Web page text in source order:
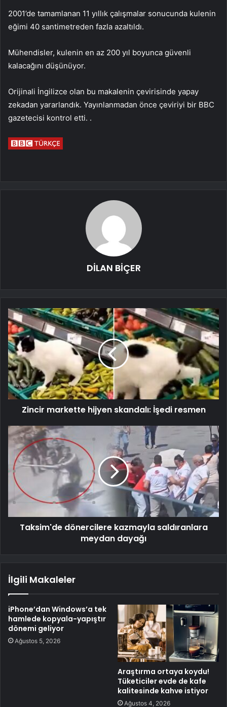
2001’de tamamlanan 11 yıllık çalışmalar sonucunda kulenin
eğimi 40 santimetreden fazla azaltıldı.
Mühendisler, kulenin en az 200 yıl boyunca güvenli
kalacağını düşünüyor.
Orijinali İngilizce olan bu makalenin çevirisinde yapay
zekadan yararlandık. Yayınlanmadan önce çeviriyi bir BBC
gazetecisi kontrol etti. .
DİLAN BİÇER
Zincir markette hijyen skandalı: İşedi resmen
Taksim'de dönercilere kazmayla saldıranlara
meydan dayağı
İlgili Makaleler
iPhone’dan Windows’a tek
hamlede kopyala-yapıştır
dönemi geliyor
Ağustos 5, 2026
Araştırma ortaya koydu!
Tüketiciler evde de kafe
kalitesinde kahve istiyor
Ağustos 4, 2026